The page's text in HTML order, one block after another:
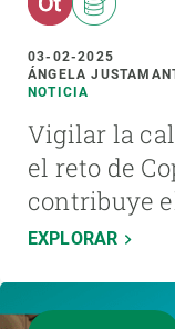
03-02-2025
ÁNGELA
NOTICIA
Vigilar la
el reto de
contribuye
EXPLORAR